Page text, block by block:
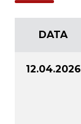
DATA
12.04.2026